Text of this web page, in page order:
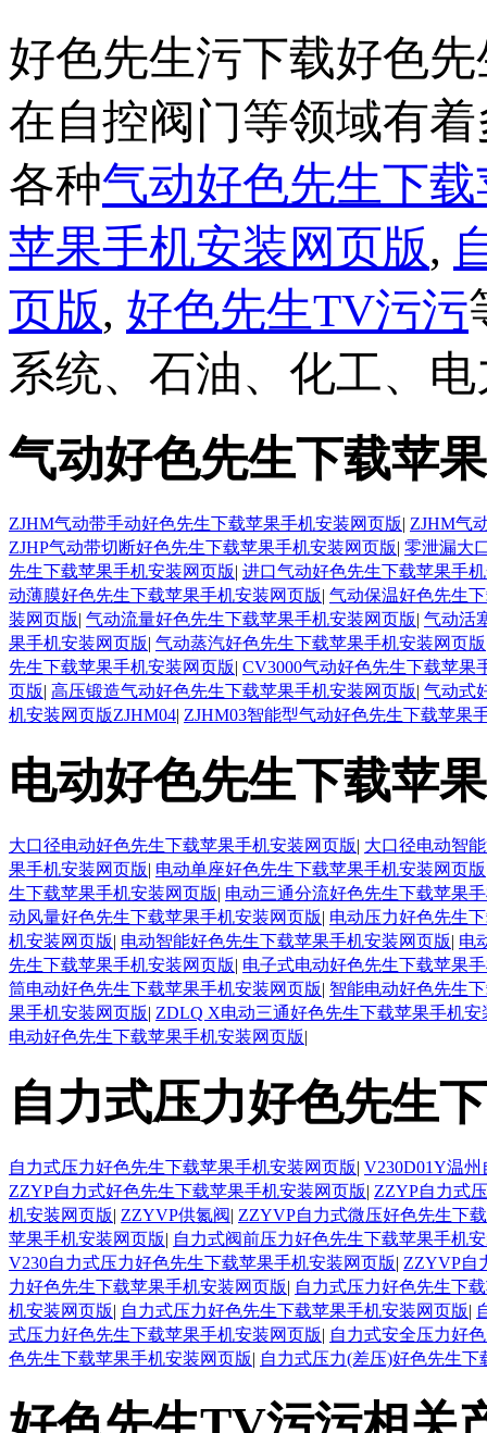
好色先生污下载好色
在自控阀门等领域有着
各种气动好色先生下
苹果手机安装网页版,
页版, 好色先生TV污污
系统、石油、化工、
气动好色先生下载苹
ZJHM气动带手动好色先生下载苹果手机安装网页版| ZJHM气
ZJHP气动带切断好色先生下载苹果手机安装网页版| 零泄漏大
先生下载苹果手机安装网页版| 进口气动好色先生下载苹果手
动薄膜好色先生下载苹果手机安装网页版| 气动保温好色先生
装网页版| 气动流量好色先生下载苹果手机安装网页版| 气动活
果手机安装网页版| 气动蒸汽好色先生下载苹果手机安装网页版
先生下载苹果手机安装网页版| CV3000气动好色先生下载苹果
页版| 高压锻造气动好色先生下载苹果手机安装网页版| 气动式
机安装网页版ZJHM04| ZJHM03智能型气动好色先生下载苹果
电动好色先生下载苹
大口径电动好色先生下载苹果手机安装网页版| 大口径电动智
果手机安装网页版| 电动单座好色先生下载苹果手机安装网页版
生下载苹果手机安装网页版| 电动三通分流好色先生下载苹果
动风量好色先生下载苹果手机安装网页版| 电动压力好色先生
机安装网页版| 电动智能好色先生下载苹果手机安装网页版| 电
先生下载苹果手机安装网页版| 电子式电动好色先生下载苹果
筒电动好色先生下载苹果手机安装网页版| 智能电动好色先生
果手机安装网页版| ZDLQ X电动三通好色先生下载苹果手机安
电动好色先生下载苹果手机安装网页版|
自力式压力好色先生
自力式压力好色先生下载苹果手机安装网页版| V230D01Y温
ZZYP自力式好色先生下载苹果手机安装网页版| ZZYP自力式
机安装网页版| ZZYVP供氮阀| ZZYVP自力式微压好色先生下
苹果手机安装网页版| 自力式阀前压力好色先生下载苹果手机
V230自力式压力好色先生下载苹果手机安装网页版| ZZYVP自
力好色先生下载苹果手机安装网页版| 自力式压力好色先生下
机安装网页版| 自力式压力好色先生下载苹果手机安装网页版|
式压力好色先生下载苹果手机安装网页版| 自力式安全压力好
色先生下载苹果手机安装网页版| 自力式压力(差压)好色先生